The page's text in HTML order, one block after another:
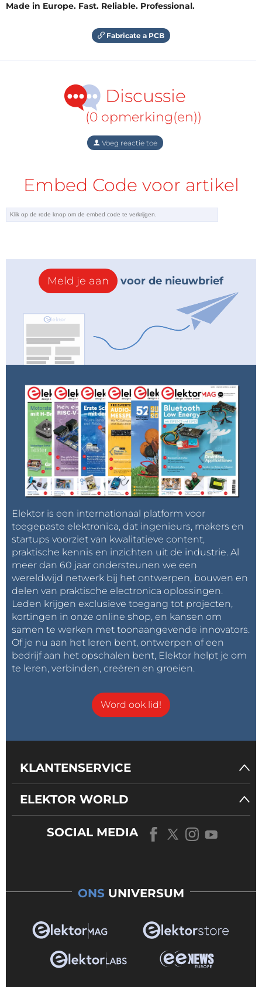
Made in Europe. Fast. Reliable. Professional.
Fabricate a PCB
Discussie
(0 opmerking(en))
Voeg reactie toe
Embed Code voor artikel
Meld je aan voor de nieuwbrief
Elektor is een internationaal platform voor
toegepaste elektronica, dat ingenieurs, makers en
startups voorziet van kwalitatieve content,
praktische kennis en inzichten uit de industrie. Al
meer dan 60 jaar ondersteunen we een
wereldwijd netwerk bij het ontwerpen, bouwen en
delen van praktische electronica oplossingen.
Leden krijgen exclusieve toegang tot projecten,
kortingen in onze online shop, en kansen om
samen te werken met toonaangevende innovators.
Of je nu aan het leren bent, ontwerpen of een
bedrijf aan het opschalen bent, Elektor helpt je om
te leren, verbinden, creëren en groeien.
Word ook lid!
KLANTENSERVICE
ELEKTOR WORLD
SOCIAL MEDIA
ONS UNIVERSUM